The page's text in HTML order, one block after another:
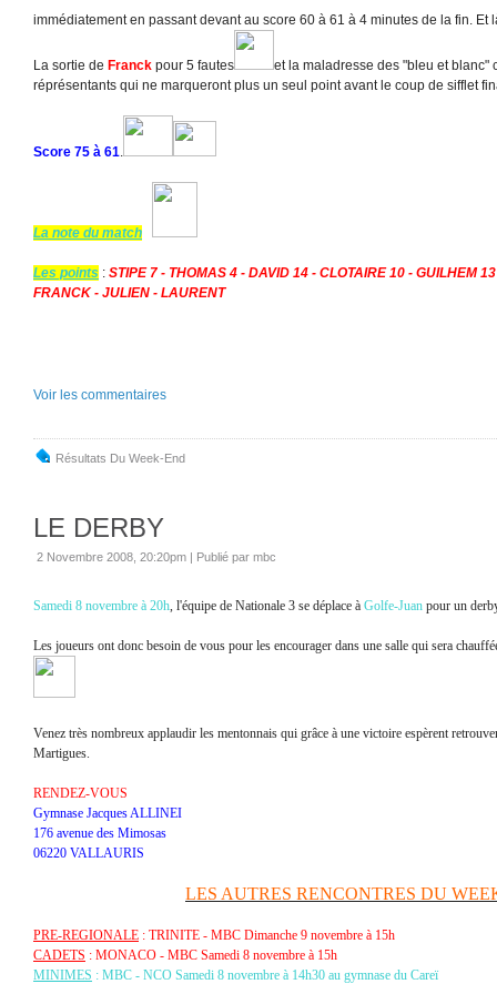
immédiatement en passant devant au score 60 à 61 à 4 minutes de la fin. Et
La sortie de Franck pour 5 fautes
et la maladresse des "bleu et blanc"
réprésentants qui ne marqueront plus un seul point avant le coup de sifflet
Score 75 à 61.
La note du match
Les points : STIPE 7 - THOMAS 4 - DAVID 14 - CLOTAIRE 10 - GUILHEM
FRANCK - JULIEN - LAURENT
Voir les commentaires
Résultats Du Week-End
LE DERBY
2 Novembre 2008, 20:20pm | Publié par mbc
Samedi 8 novembre à 20h, l'équipe de Nationale 3 se déplace à Golfe-Juan pour un
Les joueurs ont donc besoin de vous pour les encourager dans une salle qui sera
Venez très nombreux applaudir les mentonnais qui grâce à une victoire espèrent
Martigues.
RENDEZ-VOUS
Gymnase Jacques ALLINEI
176 avenue des Mimosas
06220 VALLAURIS
LES AUTRES RENCONTRES DU
PRE-REGIONALE : TRINITE - MBC Dimanche 9 novembre à 15h
CADETS : MONACO - MBC Samedi 8 novembre à 15h
MINIMES : MBC - NCO Samedi 8 novembre à 14h30 au gymnase du Careï